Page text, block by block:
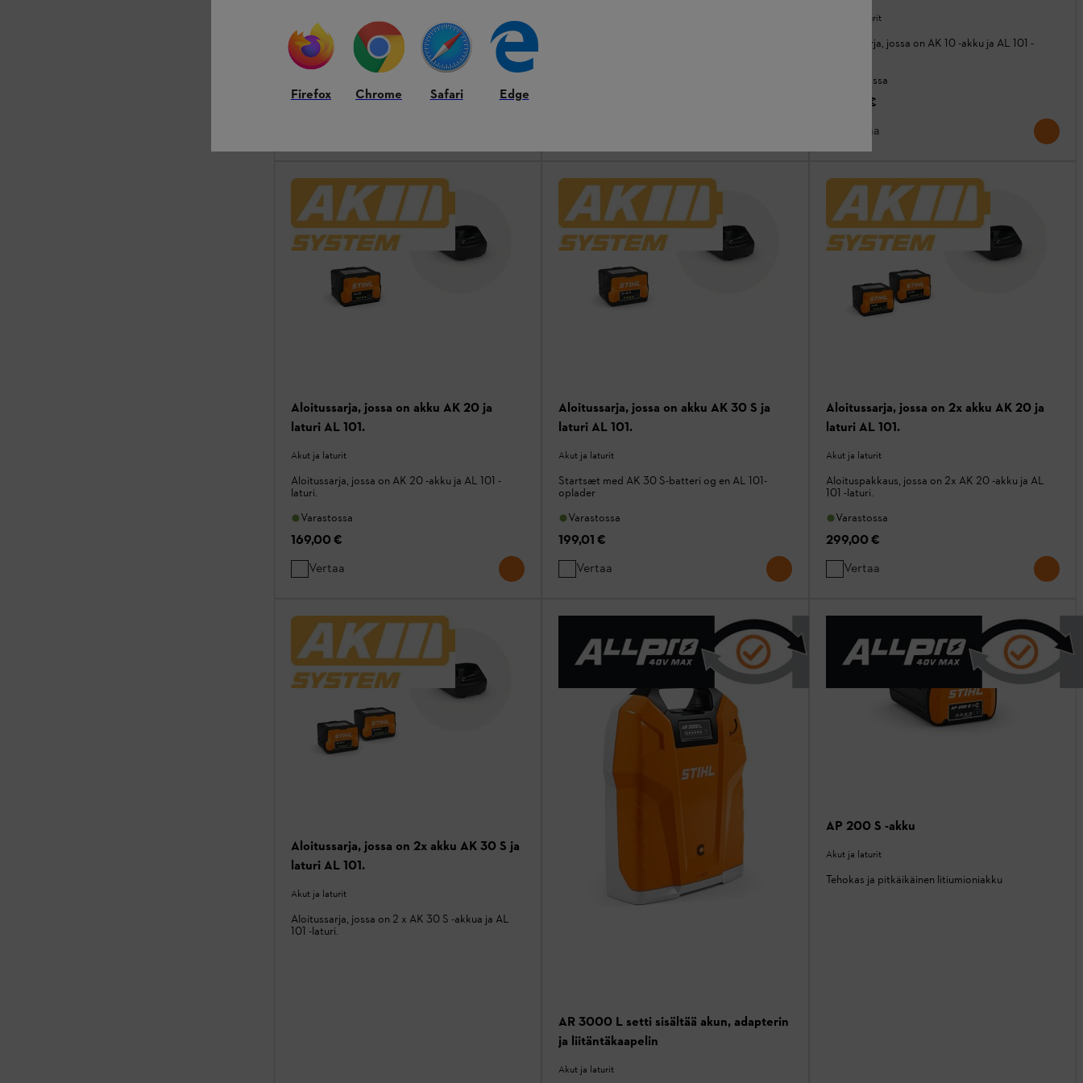
324,00 €
Akut ja laturit
Aloitussarja, jossa on AK 10 -akku ja AL 101 -
Varastossa
139,00 €
Vertaa
Aloitussarja, jossa on akku AK 20 ja
laturi AL 101.
Akut ja laturit
Aloitussarja, jossa on AK 20 -akku ja AL 101 -
laturi.
Varastossa
169,00 €
Vertaa
Aloitussarja, jossa on akku AK 30 S ja
laturi AL 101.
Akut ja laturit
Startsæt med AK 30 S-batteri og en AL 101-
oplader
Varastossa
199,01 €
Vertaa
Aloitussarja, jossa on 2x akku AK 20 ja
laturi AL 101.
Akut ja laturit
Aloituspakkaus, jossa on 2x AK 20 -akku ja AL
101 -laturi.
Varastossa
299,00 €
Vertaa
Aloitussarja, jossa on 2x akku AK 30 S ja
laturi AL 101.
Akut ja laturit
Aloitussarja, jossa on 2 x AK 30 S -akkua ja AL
101 -laturi.
AR 3000 L setti sisältää akun, adapterin
ja liitäntäkaapelin
Akut ja laturit
AP 200 S -akku
Akut ja laturit
Tehokas ja pitkäikäinen litiumioniakku
Firefox Chrome Safari Edge